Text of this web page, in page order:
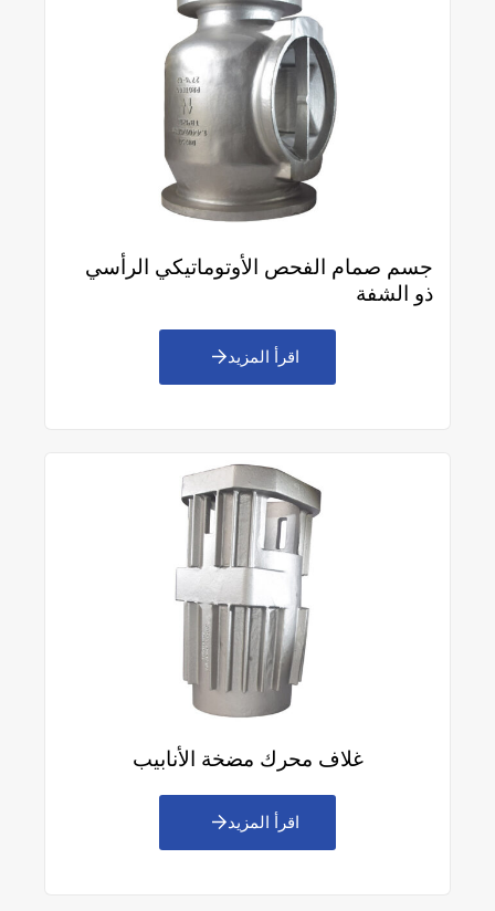
جسم صمام الفحص الأوتوماتيكي الرأسي
ذو الشفة
اقرأ المزيد
غلاف محرك مضخة الأنابيب
اقرأ المزيد